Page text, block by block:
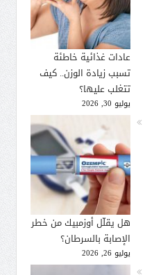
عادات غذائية خاطئة
تسبب زيادة الوزن.. كيف
تتغلب عليها؟
يوليو 30, 2026
هل يقلّل أوزمبيك من خطر
الإصابة بالسرطان؟
يوليو 26, 2026